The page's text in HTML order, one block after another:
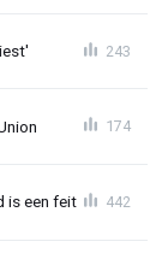
243
174
is een feit 442